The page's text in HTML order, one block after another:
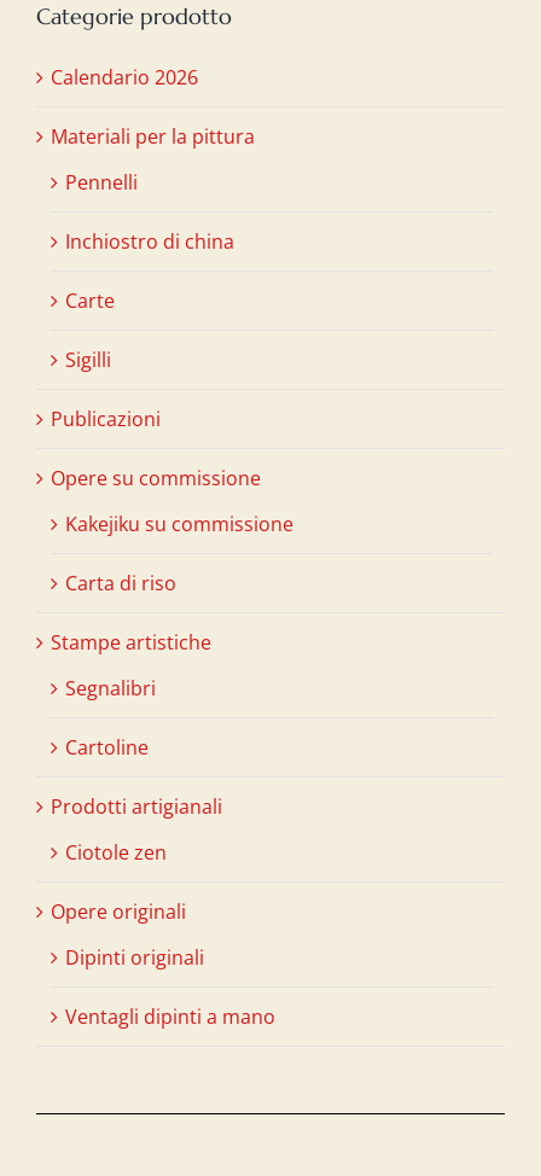
Categorie prodotto
Calendario 2026
Materiali per la pittura
Pennelli
Inchiostro di china
Carte
Sigilli
Publicazioni
Opere su commissione
Kakejiku su commissione
Carta di riso
Stampe artistiche
Segnalibri
Cartoline
Prodotti artigianali
Ciotole zen
Opere originali
Dipinti originali
Ventagli dipinti a mano